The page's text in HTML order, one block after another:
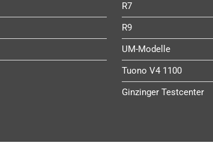
R7
R9
UM-Modelle
Tuono V4 1100
Ginzinger Testcenter